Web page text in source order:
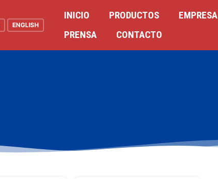
ENGLISH
INICIO PRODUCTOS EMPRESA
PRENSA
CONTACTO